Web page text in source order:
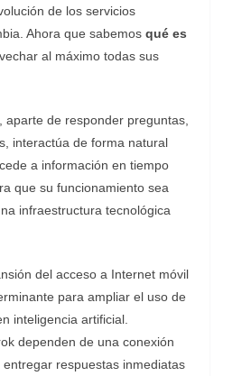
de los servicios
Ahora que sabemos qué es
al máximo todas sus
aparte de responder preguntas,
interactúa de forma natural
a información en tiempo
que su funcionamiento sea
infraestructura tecnológica
del acceso a Internet móvil
para ampliar el uso de
inteligencia artificial.
dependen de una conexión
respuestas inmediatas